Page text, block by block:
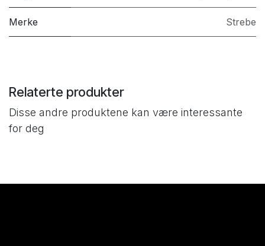
Merke Strebe
Relaterte produkter
Disse andre produktene kan være interessante
for deg